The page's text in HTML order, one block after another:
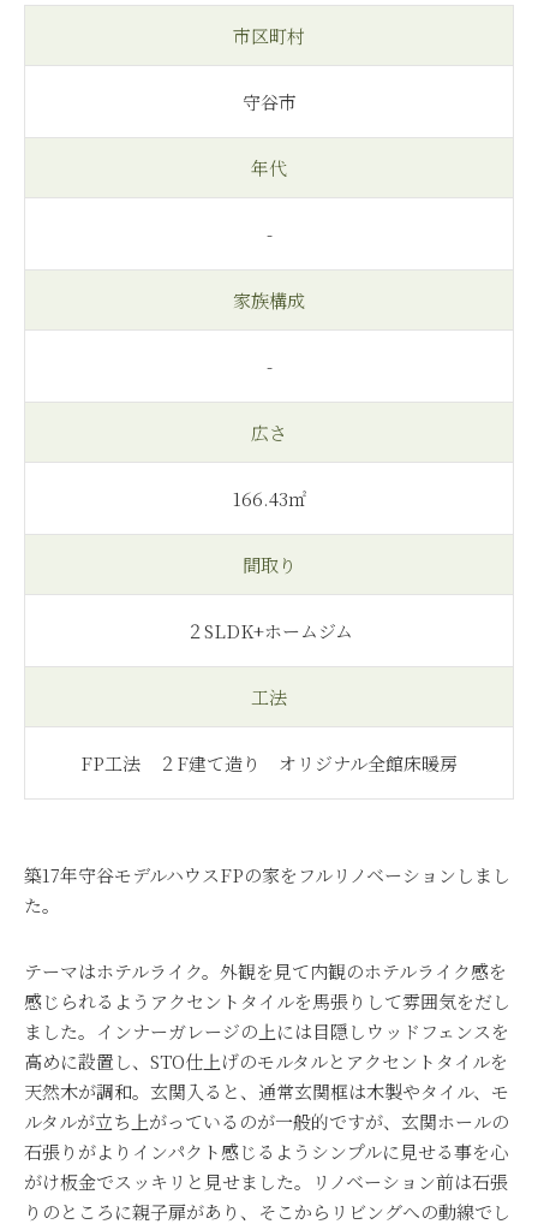
市区町村
守谷市
年代
-
家族構成
-
広さ
166.43㎡
間取り
２SLDK+ホームジム
工法
FP工法 ２F建て造り オリジナル全館床暖房
築17年守谷モデルハウスFPの家をフルリノベーションしまし
た。
テーマはホテルライク。外観を見て内観のホテルライク感を
感じられるようアクセントタイルを馬張りして雰囲気をだし
ました。インナーガレージの上には目隠しウッドフェンスを
高めに設置し、 STO仕上げのモルタルとアクセントタイルを
天然木が調和。玄関入ると、通常玄関框は木製やタイル、モ
ルタルが立ち上がっているのが一般的ですが、玄関ホールの
石張りがよりインパクト感じるようシンプルに見せる事を心
がけ板金でスッキリと見せました。リノベーション前は石張
りのところに親子扉があり、そこからリビングへの動線でし